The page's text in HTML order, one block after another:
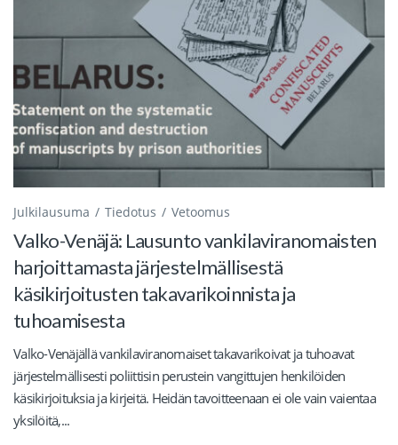
Julkilausuma Tiedotus Vetoomus
Valko-Venäjä: Lausunto vankilaviranomaisten
harjoittamasta järjestelmällisestä
käsikirjoitusten takavarikoinnista ja
tuhoamisesta
Valko-Venäjällä vankilaviranomaiset takavarikoivat ja tuhoavat
järjestelmällisesti poliittisin perustein vangittujen henkilöiden
käsikirjoituksia ja kirjeitä. Heidän tavoitteenaan ei ole vain vaientaa
yksilöitä,...